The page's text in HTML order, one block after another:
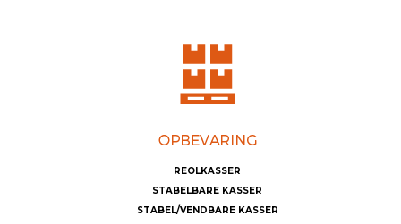
REOLKASSER
STABELBARE KASSER
STABEL/VENDBARE KASSER